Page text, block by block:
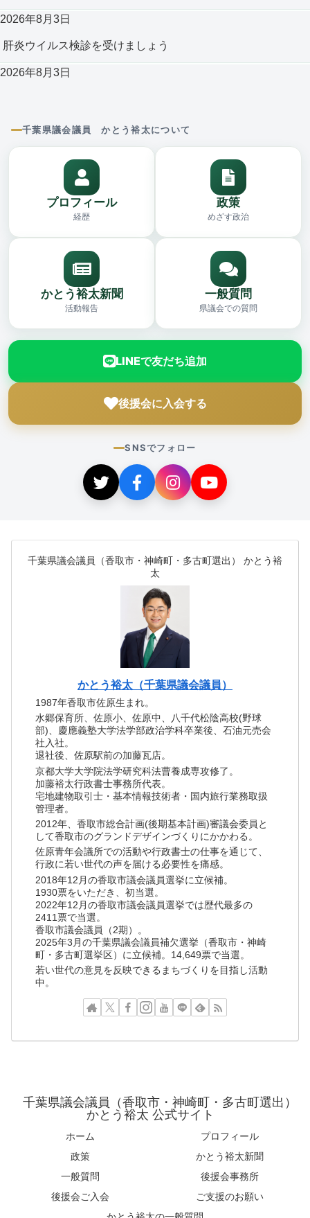
2026年8月3日
肝炎ウイルス検診を受けましょう
2026年8月3日
千葉県議会議員 かとう裕太について
プロフィール
経歴
政策
めざす政治
かとう裕太新聞
活動報告
一般質問
県議会での質問
LINEで友だち追加
後援会に入会する
SNSでフォロー
千葉県議会議員（香取市・神崎町・多古町選出） かとう裕
太
かとう裕太（千葉県議会議員）
1987年香取市佐原生まれ。
水郷保育所、佐原小、佐原中、八千代松陰高校(野球
部)、慶應義塾大学法学部政治学科卒業後、石油元売会
社入社。
退社後、佐原駅前の加藤瓦店。
京都大学大学院法学研究科法曹養成専攻修了。
加藤裕太行政書士事務所代表。
宅地建物取引士・基本情報技術者・国内旅行業務取扱
管理者。
2012年、香取市総合計画(後期基本計画)審議会委員と
して香取市のグランドデザインづくりにかかわる。
佐原青年会議所での活動や行政書士の仕事を通じて、
行政に若い世代の声を届ける必要性を痛感。
2018年12月の香取市議会議員選挙に立候補。
1930票をいただき、初当選。
2022年12月の香取市議会議員選挙では歴代最多の
2411票で当選。
香取市議会議員（2期）。
2025年3月の千葉県議会議員補欠選挙（香取市・神崎
町・多古町選挙区）に立候補。14,649票で当選。
若い世代の意見を反映できるまちづくりを目指し活動
中。
千葉県議会議員（香取市・神崎町・多古町選出）
かとう裕太 公式サイト
ホーム
プロフィール
政策
かとう裕太新聞
一般質問
後援会事務所
後援会ご入会
ご支援のお願い